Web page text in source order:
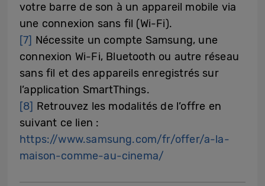
votre barre de son à un appareil mobile via
une connexion sans fil (Wi-Fi).
[7] Nécessite un compte Samsung, une
connexion Wi-Fi, Bluetooth ou autre réseau
sans fil et des appareils enregistrés sur
l’application SmartThings.
[8] Retrouvez les modalités de l’offre en
suivant ce lien :
https://www.samsung.com/fr/offer/a-la-
maison-comme-au-cinema/